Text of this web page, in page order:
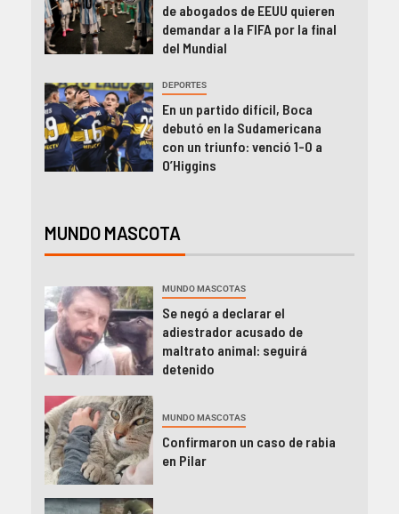
de abogados de EEUU quieren
demandar a la FIFA por la final
del Mundial
DEPORTES
En un partido difícil, Boca
debutó en la Sudamericana
con un triunfo: venció 1-0 a
O’Higgins
MUNDO MASCOTA
MUNDO MASCOTAS
Se negó a declarar el
adiestrador acusado de
maltrato animal: seguirá
detenido
MUNDO MASCOTAS
Confirmaron un caso de rabia
en Pilar